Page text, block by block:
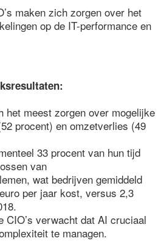
maken zich zorgen over het
op de IT-performance en
het meest zorgen over mogelijke
procent) en omzetverlies (49
33 procent van hun tijd
van
wat bedrijven gemiddeld
per jaar kost, versus 2,3
CIO’s verwacht dat AI cruciaal
te managen.